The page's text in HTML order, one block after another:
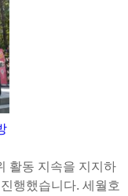
활동 지속을 지지하
행했습니다. 세월호